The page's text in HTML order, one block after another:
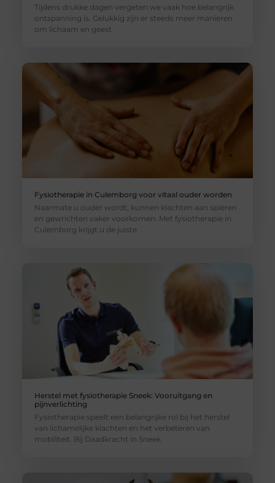
Tijdens drukke dagen vergeten we vaak hoe belangrijk
ontspanning is. Gelukkig zijn er steeds meer manieren
om lichaam en geest
Fysiotherapie in Culemborg voor vitaal ouder worden
Naarmate u ouder wordt, kunnen klachten aan spieren
en gewrichten vaker voorkomen. Met fysiotherapie in
Culemborg krijgt u de juiste
Herstel met fysiotherapie Sneek: Vooruitgang en
pijnverlichting
Fysiotherapie speelt een belangrijke rol bij het herstel
van lichamelijke klachten en het verbeteren van
mobiliteit. Bij Daadkracht in Sneek